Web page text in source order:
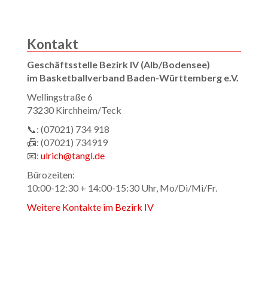
Kontakt
Geschäftsstelle Bezirk IV (Alb/Bodensee)
im Basketballverband Baden-Württemberg e.V.
Wellingstraße 6
73230 Kirchheim/Teck
📞: (07021) 734 918
📠: (07021) 734919
📧: ulrich@tangl.de
Bürozeiten:
10:00-12:30 + 14:00-15:30 Uhr, Mo/Di/Mi/Fr.
Weitere Kontakte im Bezirk IV